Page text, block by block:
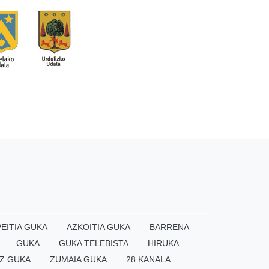
GUKA AZKOITIA GUKA
BARRENA
GUKA GUKA TELEBISTA
HIRUKA
GUKA ZUMAIA GUKA 28 KANALA